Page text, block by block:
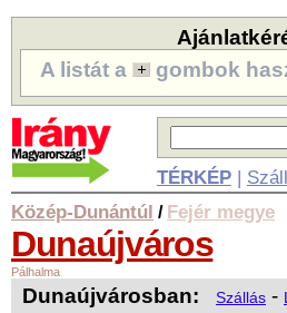
A listát a
gombok
TÉRKÉP|
Közép-Dunántúl / Fejér megye
Dunaújváros
Pálhalma
Dunaújvárosban: Szállás -